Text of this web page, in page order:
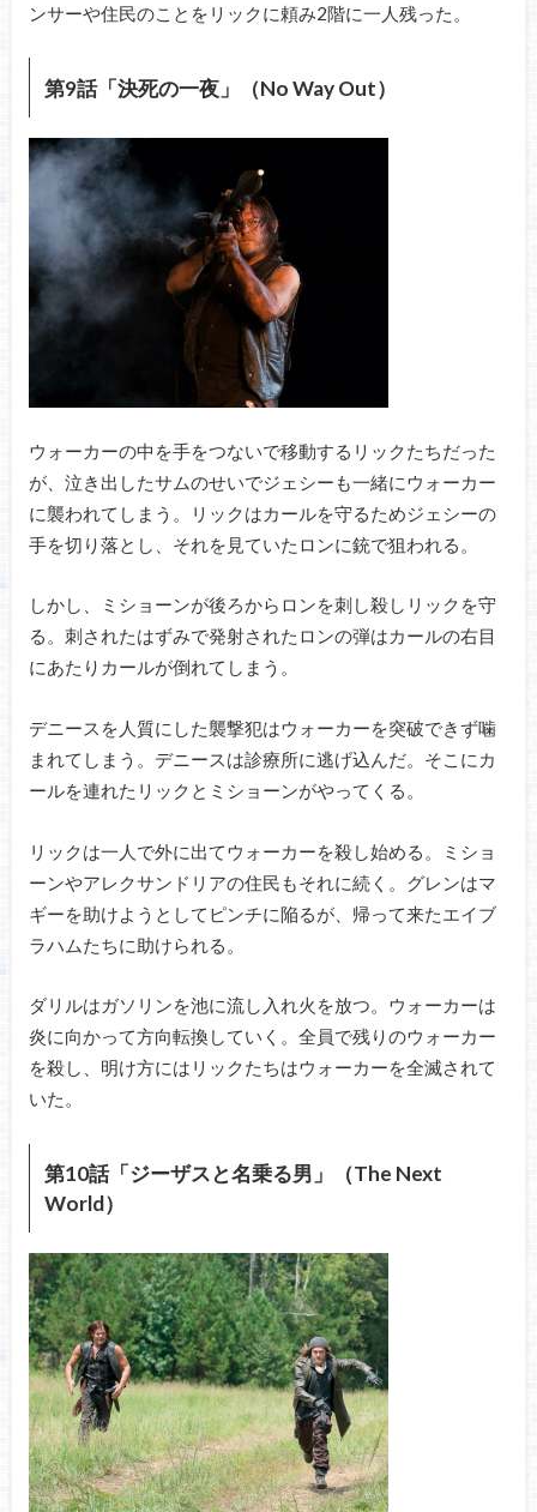
ンサーや住民のことをリックに頼み2階に一人残った。
第9話「決死の一夜」（No Way Out）
ウォーカーの中を手をつないで移動するリックたちだった
が、泣き出したサムのせいでジェシーも一緒にウォーカー
に襲われてしまう。リックはカールを守るためジェシーの
手を切り落とし、それを見ていたロンに銃で狙われる。
しかし、ミショーンが後ろからロンを刺し殺しリックを守
る。刺されたはずみで発射されたロンの弾はカールの右目
にあたりカールが倒れてしまう。
デニースを人質にした襲撃犯はウォーカーを突破できず噛
まれてしまう。デニースは診療所に逃げ込んだ。そこにカ
ールを連れたリックとミショーンがやってくる。
リックは一人で外に出てウォーカーを殺し始める。ミショ
ーンやアレクサンドリアの住民もそれに続く。グレンはマ
ギーを助けようとしてピンチに陥るが、帰って来たエイブ
ラハムたちに助けられる。
ダリルはガソリンを池に流し入れ火を放つ。ウォーカーは
炎に向かって方向転換していく。全員で残りのウォーカー
を殺し、明け方にはリックたちはウォーカーを全滅されて
いた。
第10話「ジーザスと名乗る男」（The Next
World）